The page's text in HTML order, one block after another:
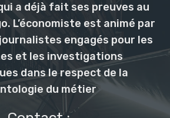
qui a déjà fait ses preuves au
L’économiste est animé par
engagés pour les
et les investigations
dans le respect de la
du métier